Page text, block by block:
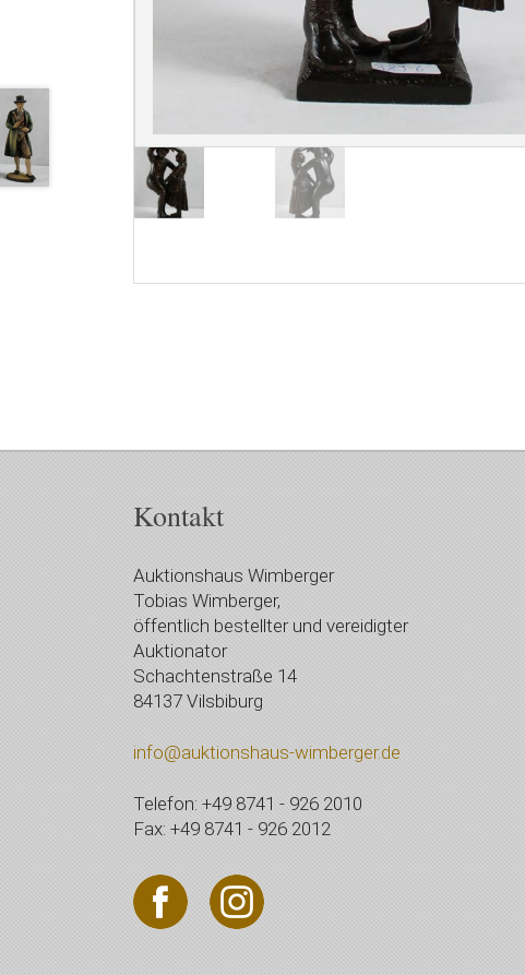
Kontakt
Auktionshaus Wimberger
Tobias Wimberger,
öffentlich bestellter und vereidigter
Auktionator
Schachtenstraße 14
84137 Vilsbiburg
info@auktionshaus-wimberger.de
Telefon: +49 8741 - 926 2010
Fax: +49 8741 - 926 2012